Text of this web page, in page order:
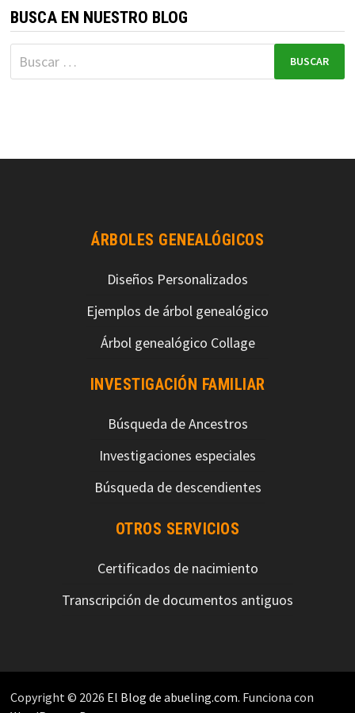
BUSCA EN NUESTRO BLOG
ÁRBOLES GENEALÓGICOS
Diseños Personalizados
Ejemplos de árbol genealógico
Árbol genealógico Collage
INVESTIGACIÓN FAMILIAR
Búsqueda de Ancestros
Investigaciones especiales
Búsqueda de descendientes
OTROS SERVICIOS
Certificados de nacimiento
Transcripción de documentos antiguos
Copyright © 2026 El Blog de abueling.com. Funciona con